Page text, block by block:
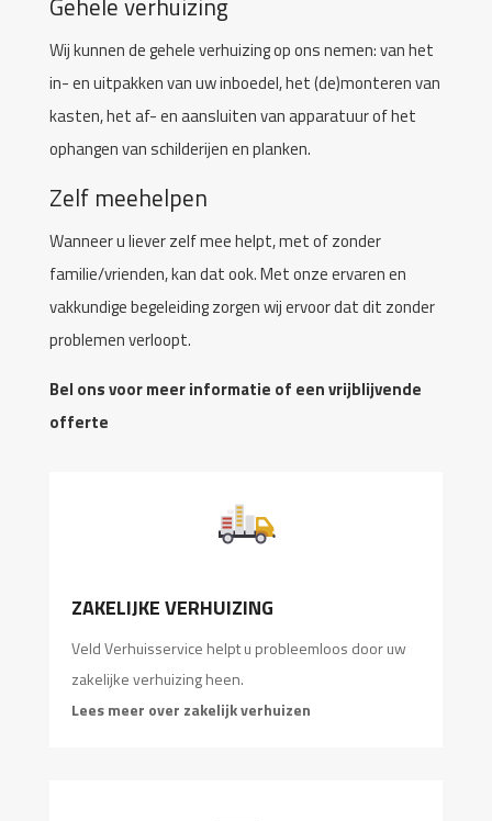
Wij kunnen de gehele verhuizing op ons nemen: van het
in- en uitpakken van uw inboedel, het (de)monteren van
kasten, het af- en aansluiten van apparatuur of het
ophangen van schilderijen en planken.
Zelf meehelpen
Wanneer u liever zelf mee helpt, met of zonder
familie/vrienden, kan dat ook. Met onze ervaren en
vakkundige begeleiding zorgen wij ervoor dat dit zonder
problemen verloopt.
Bel ons voor meer informatie of een vrijblijvende
offerte
ZAKELIJKE VERHUIZING
Veld Verhuisservice helpt u probleemloos door uw
zakelijke verhuizing heen.
Lees meer over zakelijk verhuizen